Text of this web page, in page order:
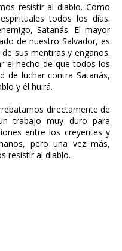
resistir al diablo. Como
todos los días.
Satanás. El mayor
de nuestro Salvador, es
sus mentiras y engaños.
el hecho de que todos los
de luchar contra Satanás,
y él huirá.
directamente de
trabajo muy duro para
entre los creyentes y
pero una vez más,
resistir al diablo.